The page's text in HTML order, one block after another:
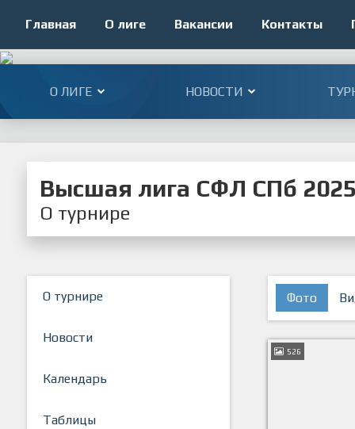
Главная О лиге Вакансии Контакты
О ЛИГЕ НОВОСТИ
Высшая лига СФЛ СПб
О турнире
О турнире
Новости
Календарь
Таблицы
Фото
526